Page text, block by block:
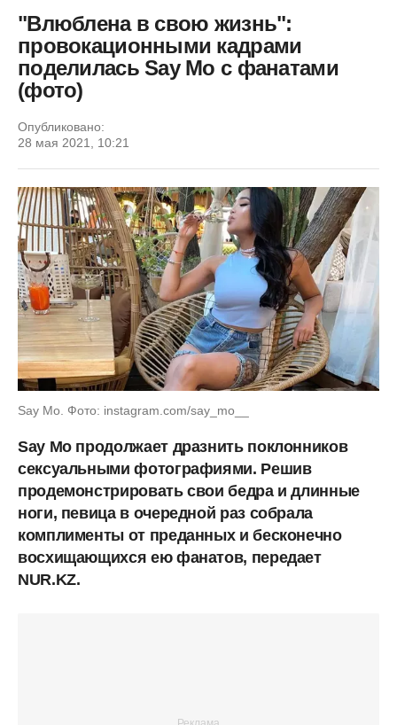
"Влюблена в свою жизнь":
провокационными кадрами
поделилась Say Mo с фанатами
(фото)
Опубликовано:
28 мая 2021, 10:21
Say Mo. Фото: instagram.com/say_mo__
Say Mo продолжает дразнить поклонников
сексуальными фотографиями. Решив
продемонстрировать свои бедра и длинные
ноги, певица в очередной раз собрала
комплименты от преданных и бесконечно
восхищающихся ею фанатов, передает
NUR.KZ.